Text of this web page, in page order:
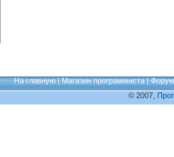
На главную|Магазин программиста|Форум
© 2007,